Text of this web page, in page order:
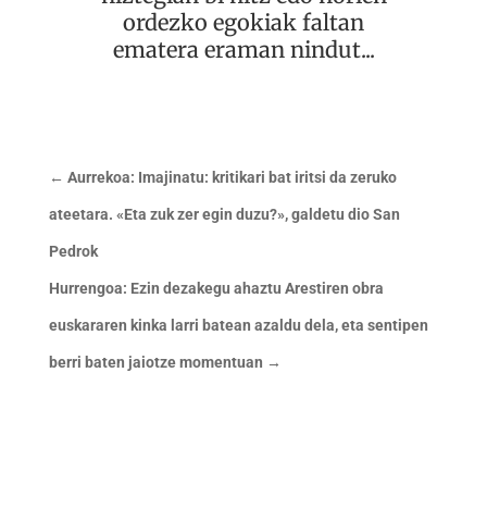
ordezko egokiak faltan
ematera eraman nindut...
← Aurrekoa: Imajinatu: kritikari bat iritsi da zeruko
ateetara. «Eta zuk zer egin duzu?», galdetu dio San
Pedrok
Hurrengoa: Ezin dezakegu ahaztu Arestiren obra
euskararen kinka larri batean azaldu dela, eta sentipen
berri baten jaiotze momentuan →